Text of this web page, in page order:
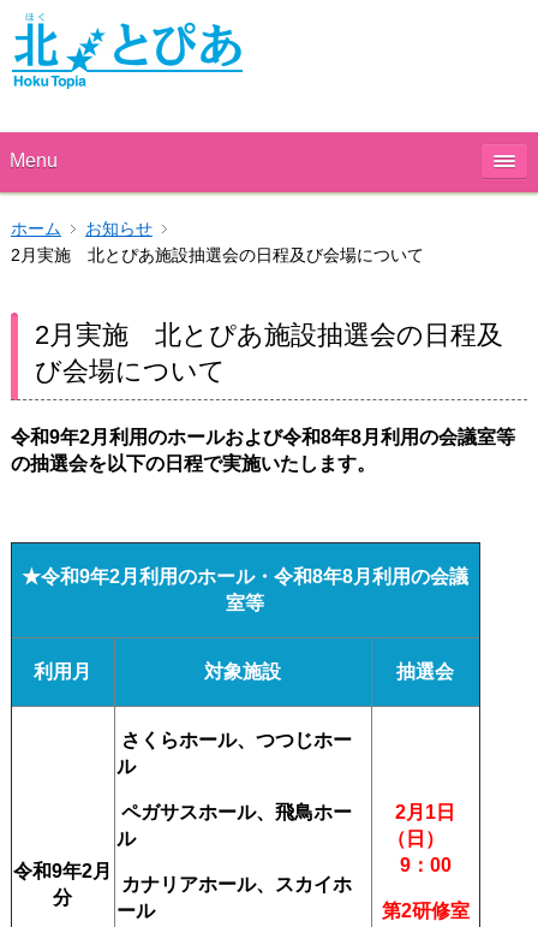
Menu
ホーム
お知らせ
2月実施 北とぴあ施設抽選会の日程及び会場について
2月実施 北とぴあ施設抽選会の日程及
び会場について
令和9年2月利用のホールおよび令和8年8月利用の会議室等
の抽選会を以下の日程で実施いたします。
★令和9年2月利用のホール・令和8年8月利用の会議
室等
利用月 対象施設 抽選会
令和9年2月
分
さくらホール、つつじホー
ル
ペガサスホール、飛鳥ホー
ル
カナリアホール、スカイホ
ール
2月1日
（日）
9：00
第2研修室